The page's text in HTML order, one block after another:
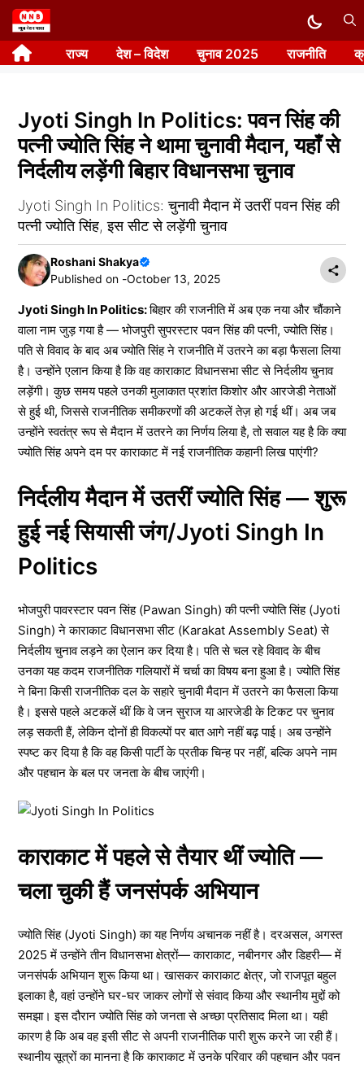
Skip
to
content राज्य देश – विदेश चुनाव 2025 राजनीति
Jyoti Singh In Politics: पवन सिंह की
पत्नी ज्योति सिंह ने थामा चुनावी मैदान, यहाँ से
निर्दलीय लड़ेंगी बिहार विधानसभा चुनाव
Jyoti Singh In Politics: चुनावी मैदान में उतरीं पवन सिंह की
पत्नी ज्योति सिंह, इस सीट से लड़ेंगी चुनाव
Roshani Shakya
Published on -October 13, 2025
Jyoti Singh In Politics:बिहार की राजनीति में अब एक नया और चौंकाने
वाला नाम जुड़ गया है — भोजपुरी सुपरस्टार पवन सिंह की पत्नी, ज्योति सिंह।
पति से विवाद के बाद अब ज्योति सिंह ने राजनीति में उतरने का बड़ा फैसला लिया
है। उन्होंने एलान किया है कि वह काराकाट विधानसभा सीट से निर्दलीय चुनाव
लड़ेंगी। कुछ समय पहले उनकी मुलाकात प्रशांत किशोर और आरजेडी नेताओं
से हुई थी, जिससे राजनीतिक समीकरणों की अटकलें तेज़ हो गई थीं। अब जब
उन्होंने स्वतंत्र रूप से मैदान में उतरने का निर्णय लिया है, तो सवाल यह है कि क्या
ज्योति सिंह अपने दम पर काराकाट में नई राजनीतिक कहानी लिख पाएंगी?
निर्दलीय मैदान में उतरीं ज्योति सिंह — शुरू
हुई नई सियासी जंग/Jyoti Singh In
Politics
भोजपुरी पावरस्टार पवन सिंह (Pawan Singh) की पत्नी ज्योति सिंह (Jyoti
Singh) ने काराकाट विधानसभा सीट (Karakat Assembly Seat) से
निर्दलीय चुनाव लड़ने का ऐलान कर दिया है। पति से चल रहे विवाद के बीच
उनका यह कदम राजनीतिक गलियारों में चर्चा का विषय बना हुआ है। ज्योति सिंह
ने बिना किसी राजनीतिक दल के सहारे चुनावी मैदान में उतरने का फैसला किया
है। इससे पहले अटकलें थीं कि वे जन सुराज या आरजेडी के टिकट पर चुनाव
लड़ सकती हैं, लेकिन दोनों ही विकल्पों पर बात आगे नहीं बढ़ पाई। अब उन्होंने
स्पष्ट कर दिया है कि वह किसी पार्टी के प्रतीक चिन्ह पर नहीं, बल्कि अपने नाम
और पहचान के बल पर जनता के बीच जाएंगी।
काराकाट में पहले से तैयार थीं ज्योति —
चला चुकी हैं जनसंपर्क अभियान
ज्योति सिंह (Jyoti Singh) का यह निर्णय अचानक नहीं है। दरअसल, अगस्त
2025 में उन्होंने तीन विधानसभा क्षेत्रों— काराकाट, नबीनगर और डिहरी— में
जनसंपर्क अभियान शुरू किया था। खासकर काराकाट क्षेत्र, जो राजपूत बहुल
इलाका है, वहां उन्होंने घर-घर जाकर लोगों से संवाद किया और स्थानीय मुद्दों को
समझा। इस दौरान ज्योति सिंह को जनता से अच्छा प्रतिसाद मिला था। यही
कारण है कि अब वह इसी सीट से अपनी राजनीतिक पारी शुरू करने जा रही हैं।
स्थानीय सूत्रों का मानना है कि काराकाट में उनके परिवार की पहचान और पवन